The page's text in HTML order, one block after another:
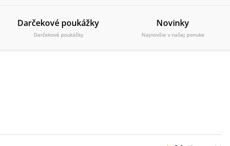
Darčekové poukážky
Darčekové poukážky
Novinky
Najnovšie v našej ponuke